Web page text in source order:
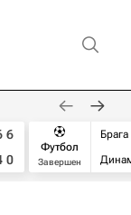
6
0
Футбол
Завершен
Брага